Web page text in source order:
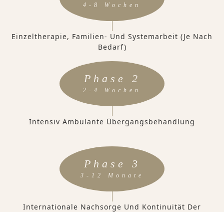
4-8 Wochen
Einzeltherapie, Familien- Und Systemarbeit (je Nach
Bedarf)
Phase 2
2-4 Wochen
Intensiv Ambulante Übergangsbehandlung
Phase 3
3-12 Monate
Internationale Nachsorge Und Kontinuität Der